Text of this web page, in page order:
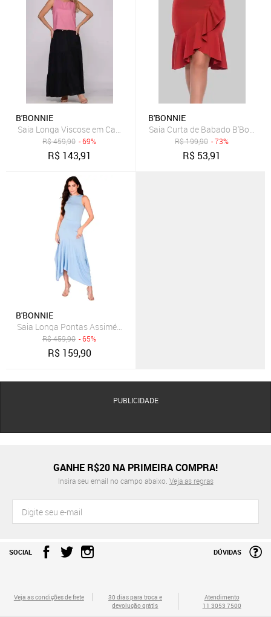
B'BONNIE
Saia Longa Viscose em Camadas B’Bonnie Luiza Preto
R$459,90 - 69%
R$ 143,91
B'BONNIE
Saia Curta de Babado B'Bonnie
R$199,90 - 73%
R$ 53,91
B'BONNIE
Saia Longa Pontas Assimétricas e Bolsos B’Bonnie Aline Azul
R$459,90 - 65%
R$ 159,90
PUBLICIDADE
GANHE R$20 NA PRIMEIRA COMPRA!
Insira seu email no campo abaixo. Veja as regras
SOCIAL DÚVIDAS
Veja as condições de frete
30 dias para troca e
devolução grátis
Atendimento
11 3053 7500